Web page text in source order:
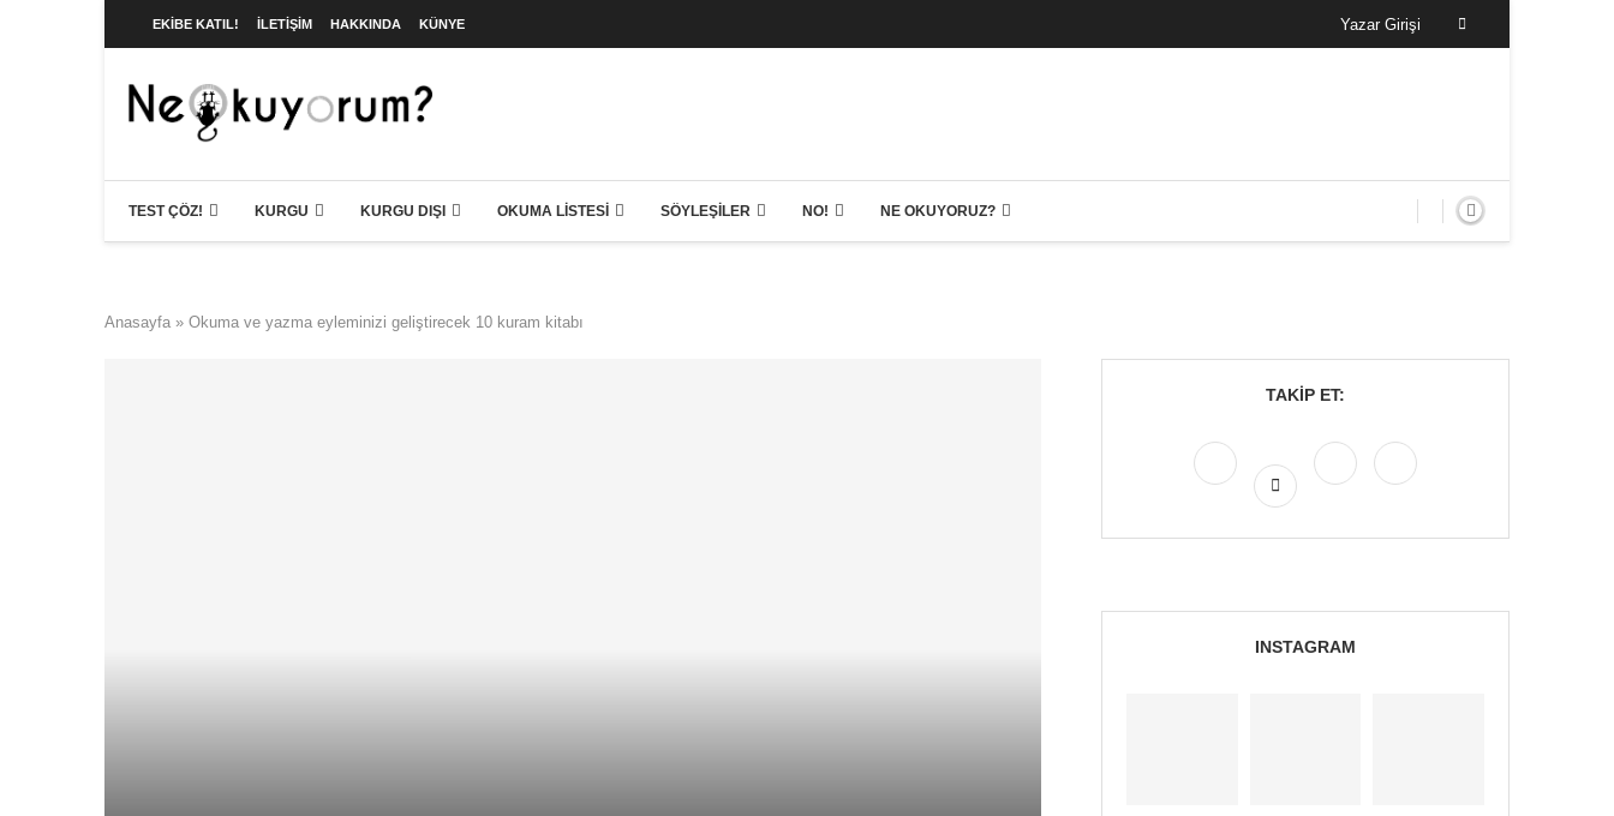
EKIBE KATIL! İLETIŞIM HAKKINDA KÜNYE Yazar Girişi
TEST ÇÖZ! KURGU KURGU DIŞI OKUMA LISTESI SÖYLEŞILER NO! NE OKUYORUZ?
Anasayfa » Okuma ve yazma eyleminizi geliştirecek 10 kuram kitabı
TAKIP ET:
INSTAGRAM